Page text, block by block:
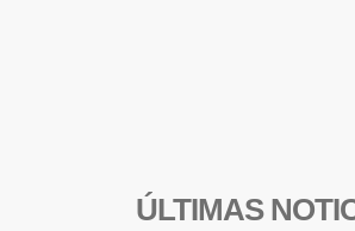
ÚLTIMAS